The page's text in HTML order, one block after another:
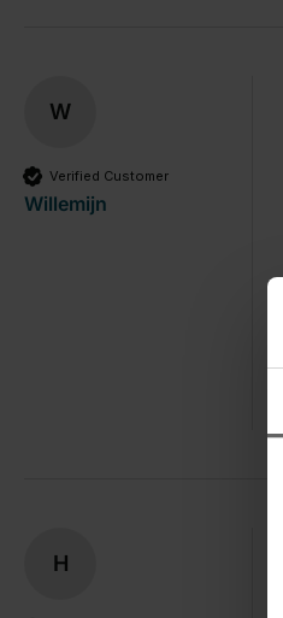
W
Verified Customer
Willemijn
H